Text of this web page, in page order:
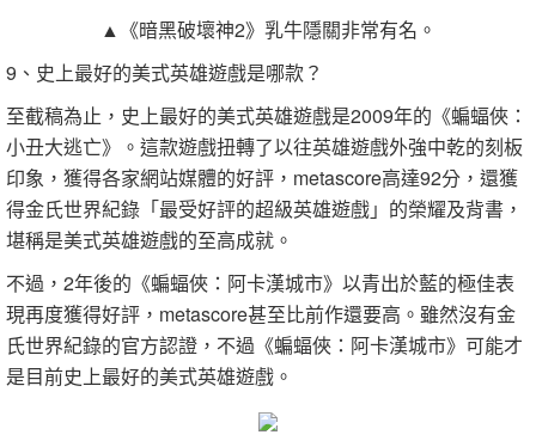
▲《暗黑破壞神2》乳牛隱關非常有名。
9、史上最好的美式英雄遊戲是哪款？
至截稿為止，史上最好的美式英雄遊戲是2009年的《蝙蝠俠：
小丑大逃亡》。這款遊戲扭轉了以往英雄遊戲外強中乾的刻板
印象，獲得各家網站媒體的好評，metascore高達92分，還獲
得金氏世界紀錄「最受好評的超級英雄遊戲」的榮耀及背書，
堪稱是美式英雄遊戲的至高成就。
不過，2年後的《蝙蝠俠：阿卡漢城市》以青出於藍的極佳表
現再度獲得好評，metascore甚至比前作還要高。雖然沒有金
氏世界紀錄的官方認證，不過《蝙蝠俠：阿卡漢城市》可能才
是目前史上最好的美式英雄遊戲。